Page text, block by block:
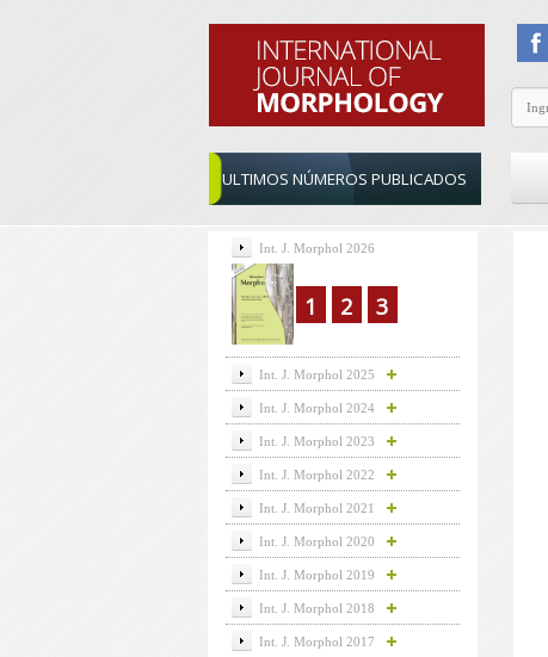
ULTIMOS NÚMEROS PUBLICADOS
Int. J. Morphol 2026
1 2 3
Int. J. Morphol 2025
Int. J. Morphol 2024
Int. J. Morphol 2023
Int. J. Morphol 2022
Int. J. Morphol 2021
Int. J. Morphol 2020
Int. J. Morphol 2019
Int. J. Morphol 2018
Int. J. Morphol 2017